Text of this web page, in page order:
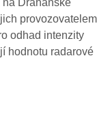
provozovatelem
odhad intenzity
hodnotu radarové